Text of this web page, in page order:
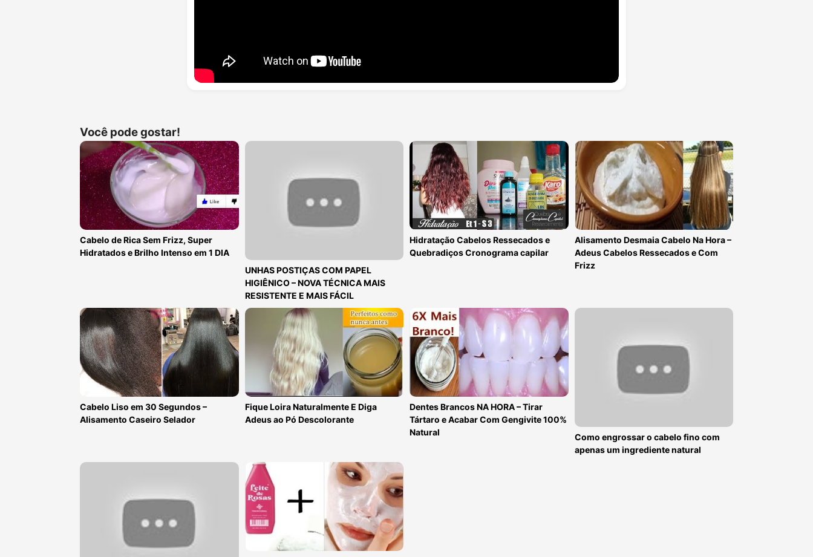
Você pode gostar!
Cabelo de Rica Sem Frizz, Super
Hidratados e Brilho Intenso em 1 DIA
UNHAS POSTIÇAS COM PAPEL
HIGIÊNICO – NOVA TÉCNICA MAIS
RESISTENTE E MAIS FÁCIL
Hidratação Cabelos Ressecados e
Quebradiços Cronograma capilar
Alisamento Desmaia Cabelo Na Hora –
Adeus Cabelos Ressecados e Com
Frizz
Cabelo Liso em 30 Segundos –
Alisamento Caseiro Selador
Fique Loira Naturalmente E Diga
Adeus ao Pó Descolorante
Dentes Brancos NA HORA – Tirar
Tártaro e Acabar Com Gengivite 100%
Natural
Como engrossar o cabelo fino com
apenas um ingrediente natural